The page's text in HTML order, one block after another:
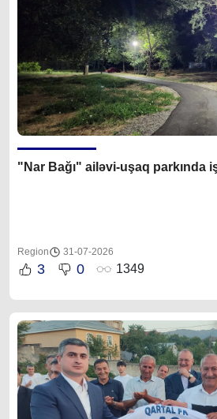
"Nar Bağı" ailəvi-uşaq parkında
Region 31-07-2026
3 0 1349